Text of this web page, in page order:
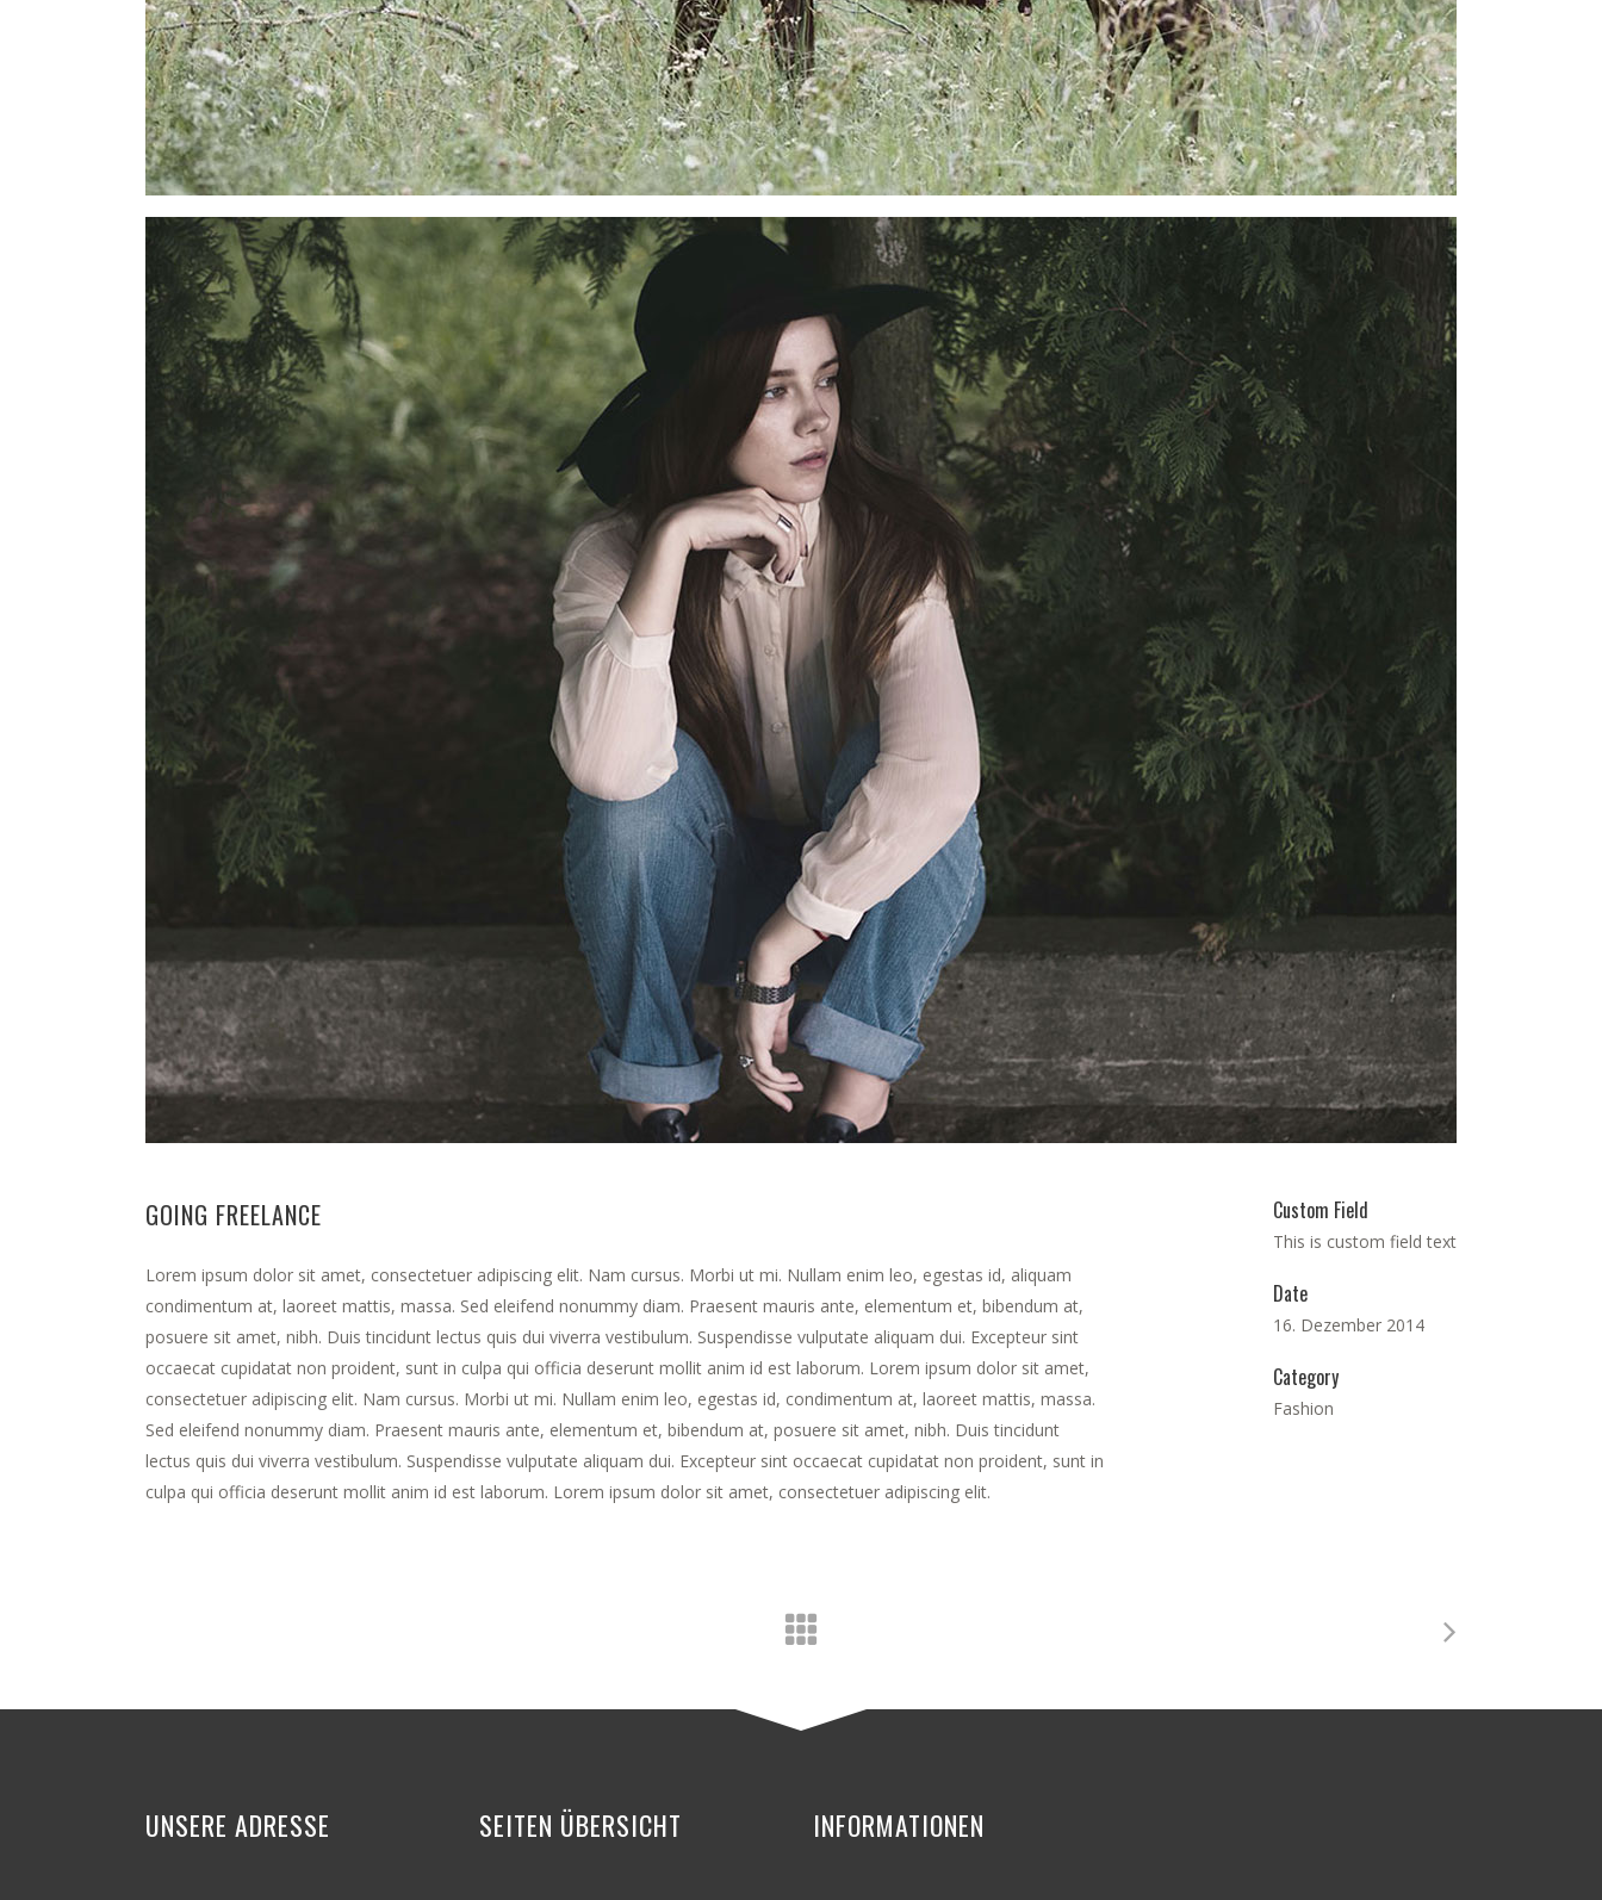
GOING FREELANCE
Lorem ipsum dolor sit amet, consectetuer adipiscing elit. Nam cursus. Morbi ut mi. Nullam enim leo, egestas id, aliquam
condimentum at, laoreet mattis, massa. Sed eleifend nonummy diam. Praesent mauris ante, elementum et, bibendum at,
posuere sit amet, nibh. Duis tincidunt lectus quis dui viverra vestibulum. Suspendisse vulputate aliquam dui. Excepteur sint
occaecat cupidatat non proident, sunt in culpa qui officia deserunt mollit anim id est laborum. Lorem ipsum dolor sit amet,
consectetuer adipiscing elit. Nam cursus. Morbi ut mi. Nullam enim leo, egestas id, condimentum at, laoreet mattis, massa.
Sed eleifend nonummy diam. Praesent mauris ante, elementum et, bibendum at, posuere sit amet, nibh. Duis tincidunt
lectus quis dui viverra vestibulum. Suspendisse vulputate aliquam dui. Excepteur sint occaecat cupidatat non proident, sunt in
culpa qui officia deserunt mollit anim id est laborum. Lorem ipsum dolor sit amet, consectetuer adipiscing elit.
Custom Field
This is custom field text
Date
16. Dezember 2014
Category
Fashion
UNSERE ADRESSE SEITEN ÜBERSICHT INFORMATIONEN